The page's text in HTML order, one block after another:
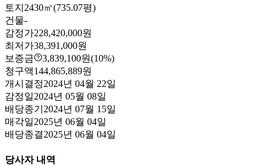
토지 2430㎡(735.07평)
건물-
감정가228,420,000원
최저가38,391,000원
보증금
3,839,100원(10%)
청구액144,865,889원
개시결정2024년 04월 22일
감정일2024년 05월 08일
배당종기 2024년 07월 15일
매각일2025년 06월 04일
배당종결2025년 06월 04일
당사자 내역